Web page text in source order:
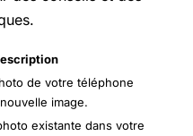
de votre téléphone
image.
existante dans votre